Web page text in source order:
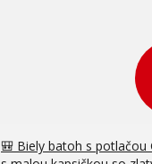
🎒 Biely batoh s potlačou